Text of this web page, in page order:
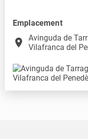
Emplacement
place
Avinguda de
Vilafranca del